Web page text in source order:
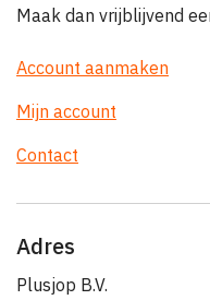
Maak dan vrijblijvend
Account aanmaken
Mijn account
Contact
Adres
Plusjop B.V.